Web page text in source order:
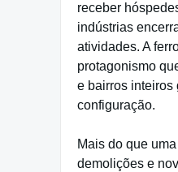
receber
indústrias
atividades. A
protagonismo
e bairros inteiros
configuração.
Mais do que
demolições e